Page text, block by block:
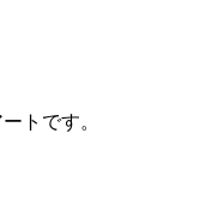
トです。